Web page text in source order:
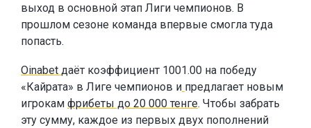
выход в основной этап Лиги чемпионов. В
прошлом сезоне команда впервые смогла туда
попасть.
Oinabet даёт коэффициент 1001.00 на победу
«Кайрата» в Лиге чемпионов и предлагает новым
игрокам фрибеты до 20 000 тенге. Чтобы забрать
эту сумму, каждое из первых двух пополнений